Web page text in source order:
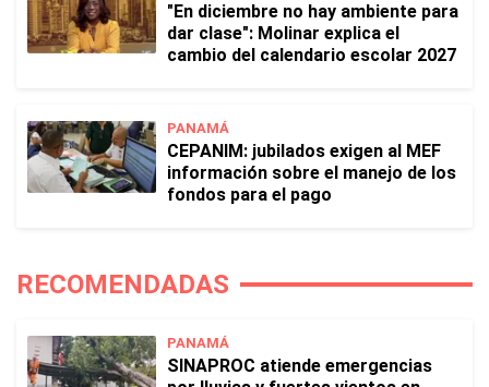
"En diciembre no hay ambiente para
dar clase": Molinar explica el
cambio del calendario escolar 2027
PANAMÁ
CEPANIM: jubilados exigen al MEF
información sobre el manejo de los
fondos para el pago
RECOMENDADAS
PANAMÁ
SINAPROC atiende emergencias